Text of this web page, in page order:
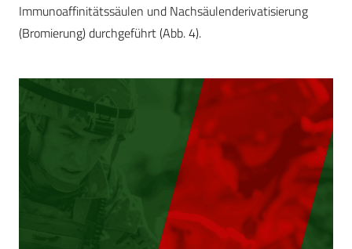
Immunoaffinitätssäulen und Nachsäulenderivatisierung
(Bromierung) durchgeführt (Abb. 4).